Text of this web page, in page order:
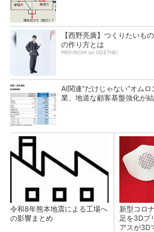
【西野亮廣】つくりたいも
の作り方とは
PR(FINCHI on GOETHE)
AI関連“だけじゃない”オム
業、地道な顧客基盤強化が
令和8年熊本地震による工場へ
の影響まとめ
新型コロ
足を3Dプ
アスが3D